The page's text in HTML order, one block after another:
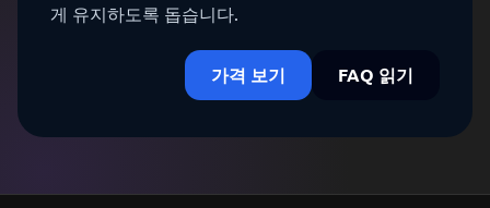
게 유지하도록 돕습니다.
가격 보기 FAQ 읽기